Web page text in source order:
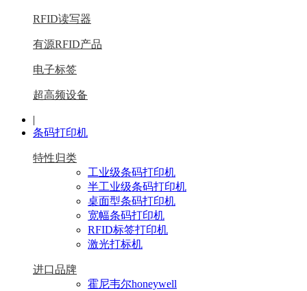
RFID读写器
有源RFID产品
电子标签
超高频设备
|
条码打印机
特性归类
工业级条码打印机
半工业级条码打印机
桌面型条码打印机
宽幅条码打印机
RFID标签打印机
激光打标机
进口品牌
霍尼韦尔honeywell